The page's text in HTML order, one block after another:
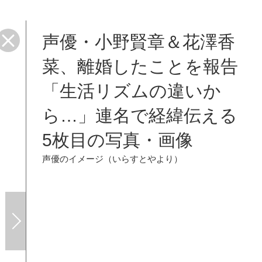
声優・小野賢章＆花澤香
菜、離婚したことを報告
「生活リズムの違いか
ら…」連名で経緯伝える
5枚目の写真・画像
声優のイメージ（いらすとやより）